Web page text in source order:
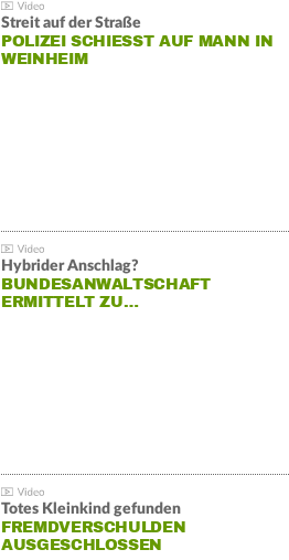
Streit auf der Straße
POLIZEI SCHIESST AUF MANN IN W
EINHEIM
Hybrider Anschlag?
BUNDESANWALTSCHAFT
ERMITTELT ZU…
Totes Kleinkind gefunden
FREMDVERSCHULDEN
AUSGESCHLOSSEN